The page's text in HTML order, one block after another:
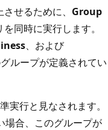
せるために、 Group
同時に実行します。
、および
ループが定義されてい
実行と見なされます。
場合、このグループが